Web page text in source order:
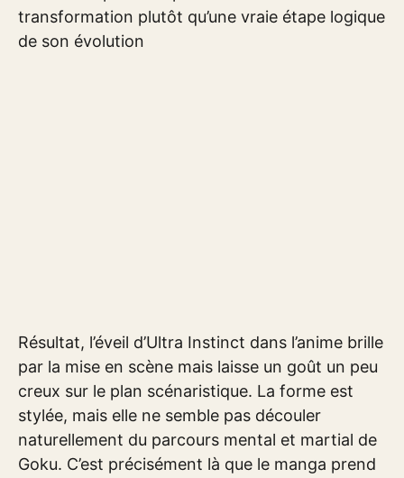
transformation plutôt qu’une vraie étape logique
de son évolution
Résultat, l’éveil d’Ultra Instinct dans l’anime brille
par la mise en scène mais laisse un goût un peu
creux sur le plan scénaristique. La forme est
stylée, mais elle ne semble pas découler
naturellement du parcours mental et martial de
Goku. C’est précisément là que le manga prend